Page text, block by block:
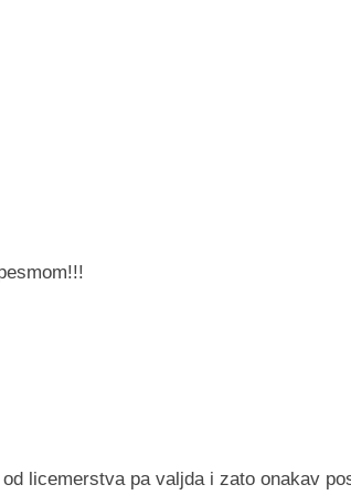
licemerstva pa valjda i zato onakav